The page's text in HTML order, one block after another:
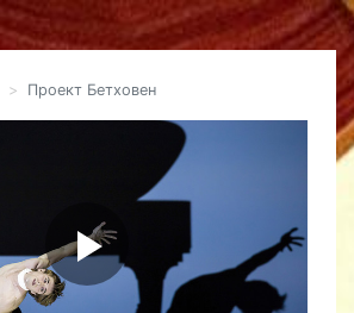
Проект Бетховен